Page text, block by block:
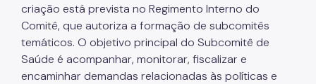
Mulheres
Ouvidoria de Direitos Humanos
Pessoa Idosa
criação está prevista no Regimento Interno do
Comitê, que autoriza a formação de subcomitês
temáticos. O objetivo principal do Subcomitê de
Saúde é acompanhar, monitorar, fiscalizar e
encaminhar demandas relacionadas às políticas e